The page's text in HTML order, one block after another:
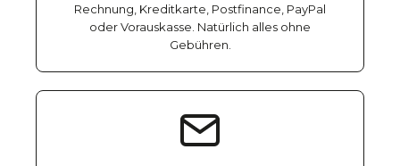
Rechnung, Kreditkarte, Postfinance, PayPal
oder Vorauskasse. Natürlich alles ohne
Gebühren.